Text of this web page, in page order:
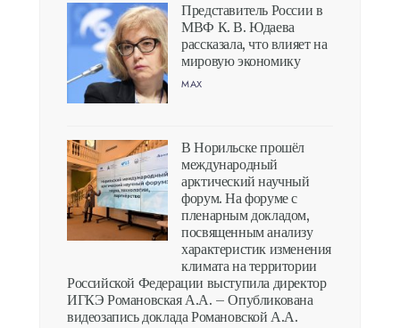
Представитель России в
МВФ К. В. Юдаева
рассказала, что влияет на
мировую экономику
MAX
В Норильске прошёл
международный
арктический научный
форум. На форуме с
пленарным докладом,
посвященным анализу
характеристик изменения
климата на территории
Российской Федерации выступила директор
ИГКЭ Романовская А.А. – Опубликована
видеозапись доклада Романовской А.А.